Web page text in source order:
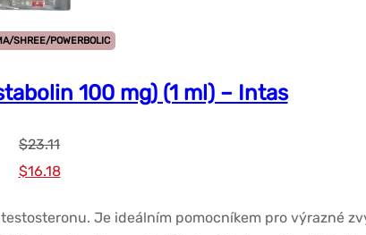
SHREE/POWERBOLIC
100 mg) (1 ml) – Intas
$23.11
Původní
byla:
$16.18Současná
je:
Je ideálním pomocníkem pro výrazné